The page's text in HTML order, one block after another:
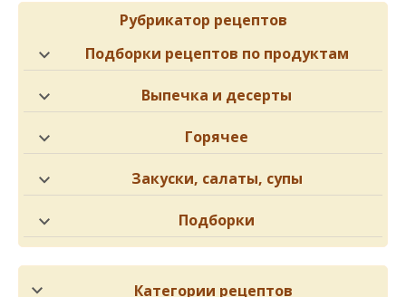
Рубрикатор рецептов
Подборки рецептов по продуктам
Выпечка и десерты
Горячее
Закуски, салаты, супы
Подборки
Категории рецептов